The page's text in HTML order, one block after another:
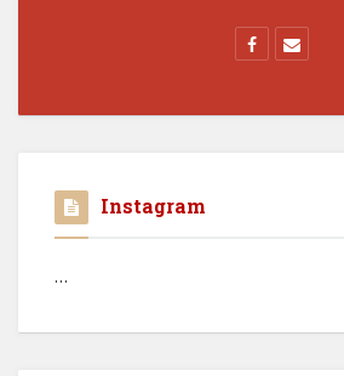
Instagram
…